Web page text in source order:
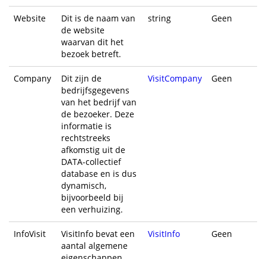
Website
Dit is de naam van
de website
waarvan dit het
bezoek betreft.
string Geen
Company
Dit zijn de
bedrijfsgegevens
van het bedrijf van
de bezoeker. Deze
informatie is
rechtstreeks
afkomstig uit de
DATA-collectief
database en is dus
dynamisch,
bijvoorbeeld bij
een verhuizing.
VisitCompany Geen
InfoVisit
VisitInfo bevat een
aantal algemene
VisitInfo Geen